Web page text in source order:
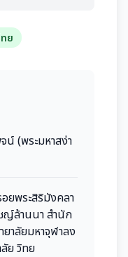
ทย
น์ (พระมหาสง่า
ยพระสิริมังคลา
ญ์ล้านนา สำนัก
ยาลัยมหาจุฬาลง
ย วิทย